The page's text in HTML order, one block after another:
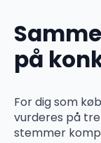
på
For dig som
vurderes på
stemmer